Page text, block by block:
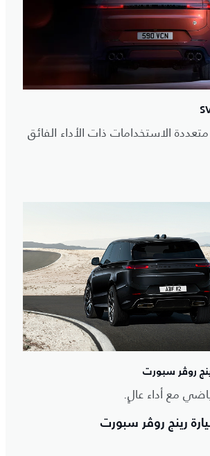
متعددة الاستخدامات ذات الأداء الفائق
روڤر سبورت
مع أداء عالٍ.
رينج روڤر سبورت